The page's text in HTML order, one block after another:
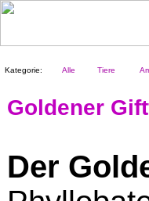
Kategorie: Alle Tiere
Goldener
Der